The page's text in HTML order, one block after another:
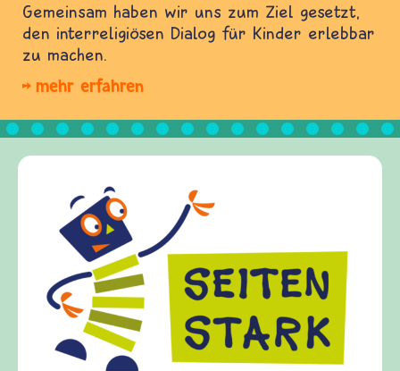
Gemeinsam haben wir uns zum Ziel gesetzt,
den interreligiösen Dialog für Kinder erlebbar
zu machen.
mehr erfahren
Frieden Fragen
frieden-fragen.de ist ein Internet-Angebot für
Kinder, Eltern und ErzieherInnen das zu
Fragen von Krieg und Frieden, Streit und
Gewalt informiert und einen Austausch zu
diesem Themenbereich ermöglicht. frieden-
fragen.de bietet Antworten auf wichtige